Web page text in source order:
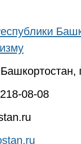
08-08